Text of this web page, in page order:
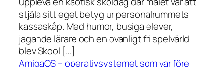
stjäla sitt eget betyg ur personalrummets
kassaskåp. Med humor, busiga elever,
jagande lärare och en ovanligt fri spelvärld
blev Skool […]
AmigaOS – operativsystemet som var före